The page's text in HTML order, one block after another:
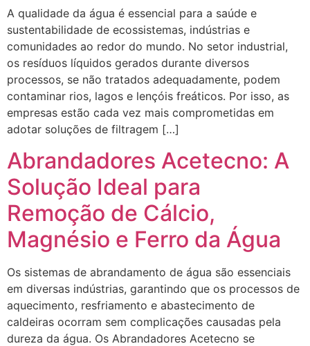
A qualidade da água é essencial para a saúde e
sustentabilidade de ecossistemas, indústrias e
comunidades ao redor do mundo. No setor industrial,
os resíduos líquidos gerados durante diversos
processos, se não tratados adequadamente, podem
contaminar rios, lagos e lençóis freáticos. Por isso, as
empresas estão cada vez mais comprometidas em
adotar soluções de filtragem […]
Abrandadores Acetecno: A
Solução Ideal para
Remoção de Cálcio,
Magnésio e Ferro da Água
Os sistemas de abrandamento de água são essenciais
em diversas indústrias, garantindo que os processos de
aquecimento, resfriamento e abastecimento de
caldeiras ocorram sem complicações causadas pela
dureza da água. Os Abrandadores Acetecno se